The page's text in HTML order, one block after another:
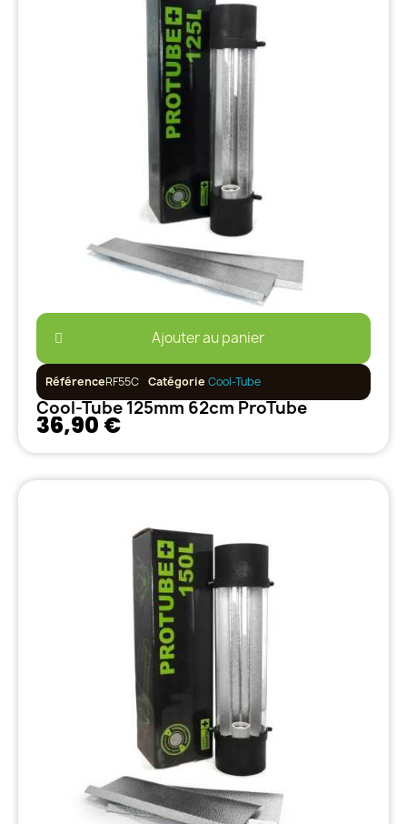
Ajouter au panier
RéférenceRF55C Catégorie Cool-Tube
Cool-Tube 125mm 62cm ProTube
36,90 €